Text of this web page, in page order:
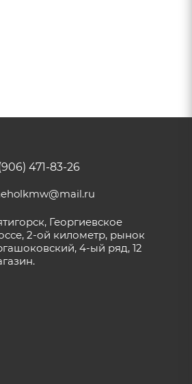
471-83-26
Георгиевское
2-ой километр, рынок
4-ый ряд, 12